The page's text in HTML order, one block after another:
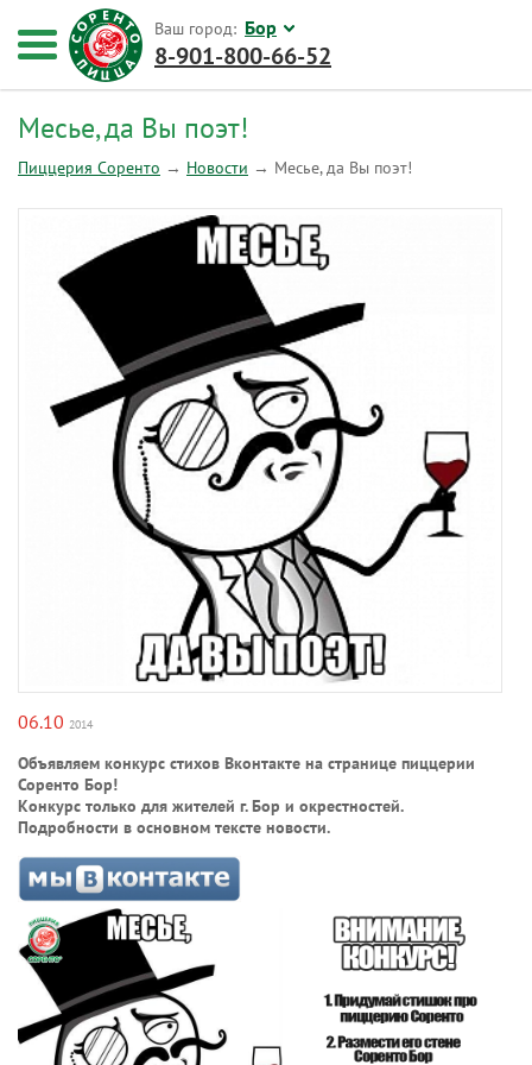
Месье, да Вы поэт!
Пиццерия Соренто → Новости → Месье, да Вы поэт!
06.10 2014
Объявляем конкурс стихов Вконтакте на странице пиццерии
Соренто Бор!
Конкурс только для жителей г. Бор и окрестностей.
Подробности в основном тексте новости.
Ваш город: Бор
8-901-800-66-52